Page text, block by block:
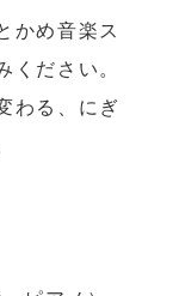
かめ音楽ス
ください。
わる、にぎ